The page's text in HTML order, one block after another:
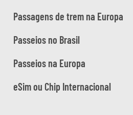
Passagens de trem na Europa
Passeios no Brasil
Passeios na Europa
eSim ou Chip Internacional